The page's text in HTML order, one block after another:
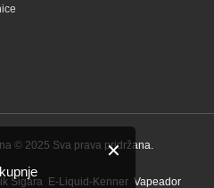
© 2025 Sva prava pridržana.
Sigara E-Liquid-Kenner Vapeador
✕